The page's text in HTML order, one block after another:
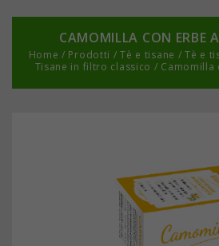
CAMOMILLA CON ERBE
Home / Prodotti /Tè e tisane /Tè e
Tisane in filtro classico / Camomilla